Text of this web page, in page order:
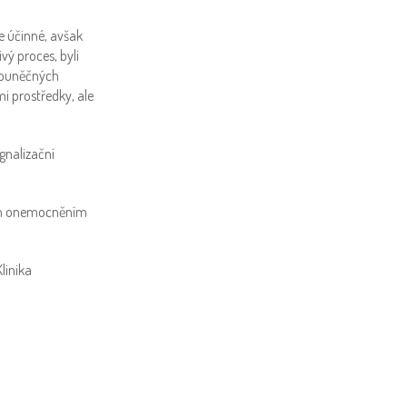
účinné, avšak
proces, byli
prostředky, ale
onemocněním